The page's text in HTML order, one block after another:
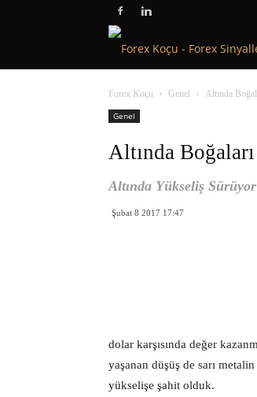
Forex Koçu Genel
Altında
Genel
Altında
Altında Yükseliş Sürüyor
Şubat 8 2017 17:47
dolar karşısında değer
yaşanan düşüş de sarı
yükselişe şahit olduk.